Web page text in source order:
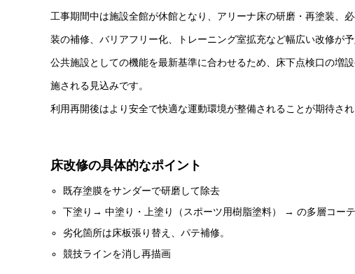
工事期間中は施設全館が休館となり、アリーナ床の研磨・再塗装、
装の補修、バリアフリー化、トレーニング室拡充など幅広い改修が予
公共施設としての機能を最新基準に合わせるため、床下点検口の増
施される見込みです。
利用再開後はより安全で快適な運動環境が整備されることが期待され
床改修の具体的なポイント
既存塗膜をサンダーで研磨して除去
下塗り→ 中塗り・上塗り（スポーツ用樹脂塗料） → の多層コー
劣化箇所は床板張り替え、パテ補修。
競技ラインを消し再描画